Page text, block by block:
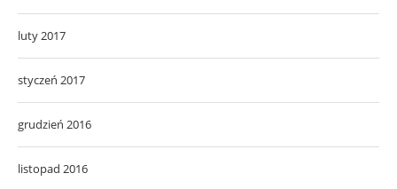
luty 2017
styczeń 2017
grudzień 2016
listopad 2016